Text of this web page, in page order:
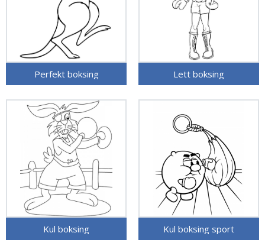
Perfekt boksing Lett boksing
Kul boksing Kul boksing sport